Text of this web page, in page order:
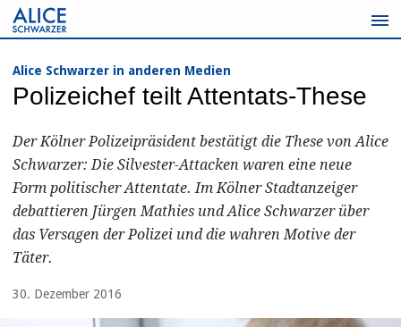
Zum
Inhalt
springen
Alice Schwarzer in anderen Medien
Polizeichef teilt Attentats-These
Der Kölner Polizeipräsident bestätigt die These von Alice
Schwarzer: Die Silvester-Attacken waren eine neue
Form politischer Attentate. Im Kölner Stadtanzeiger
debattieren Jürgen Mathies und Alice Schwarzer über
das Versagen der Polizei und die wahren Motive der
Täter.
30. Dezember 2016